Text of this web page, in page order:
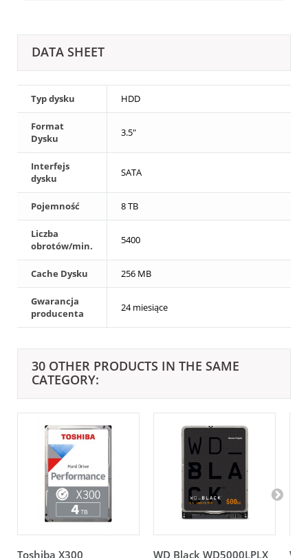
DATA SHEET
Typ dysku HDD
Format
Dysku
3.5"
Interfejs
dysku
SATA
Pojemność 8 TB
Liczba
obrotów/min.
5400
Cache Dysku 256 MB
Gwarancja
producenta
24 miesiące
30 OTHER PRODUCTS IN THE SAME
CATEGORY:
Toshiba X300 WD Black WD5000LPLX